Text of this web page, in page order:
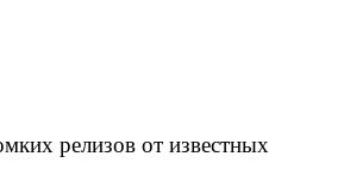
релизов от известных